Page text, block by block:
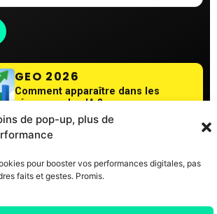
de pop-up, plus de
pour booster vos performances digitales, pas
faits et gestes. Promis.
GEO 2026
Comment apparaître dans les
réponses des IA ?